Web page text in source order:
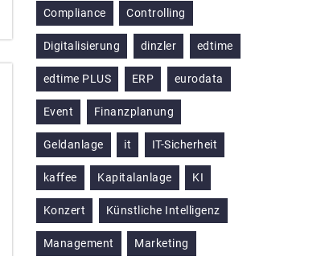
Compliance Controlling
Digitalisierung dinzler edtime
edtime PLUS ERP eurodata
Event Finanzplanung
Geldanlage it IT-Sicherheit
kaffee Kapitalanlage KI
Konzert Künstliche Intelligenz
Management Marketing